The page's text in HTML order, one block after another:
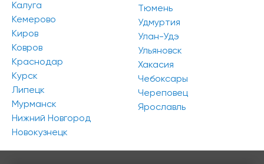
Калуга
Кемерово
Киров
Ковров
Краснодар
Курск
Липецк
Мурманск
Нижний Новгород
Новокузнецк
Тюмень
Удмуртия
Улан-Удэ
Ульяновск
Хакасия
Чебоксары
Череповец
Ярославль